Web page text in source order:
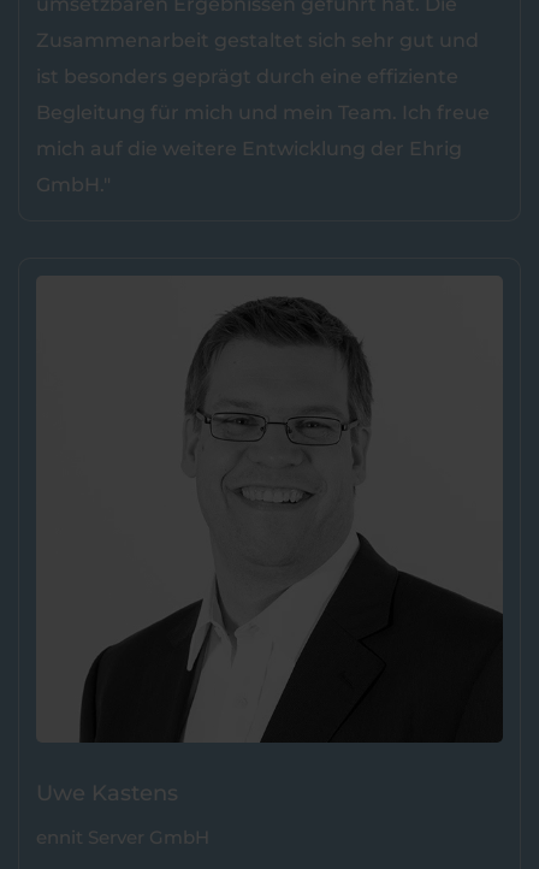
Zusammenarbeit gestaltet sich sehr gut und
ist besonders geprägt durch eine effiziente
Begleitung für mich und mein Team. Ich freue
mich auf die weitere Entwicklung der Ehrig
GmbH."
Uwe Kastens
ennit Server GmbH